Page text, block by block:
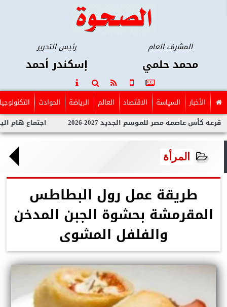
المشرف العام
محمد حلمي
رئيس التحرير
إسكندر أحمد
الأخبار السياسة الاقتصاد العالم الرياضة الحوادث التكنولوجيا
اجتماع هام اليوم عاصمه مصر للموسم الجديد 2027-2026
المرأة
طريقة عمل رول البطاطس
المقرمشة بحشوة الجبن المدخن
والفلفل المشوى